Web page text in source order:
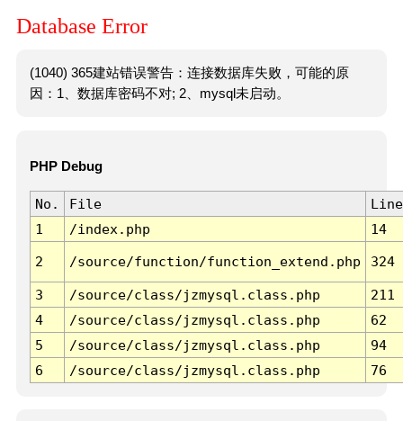
Database Error
(1040) 365建站错误警告：连接数据库失败，可能的原
因：1、数据库密码不对; 2、mysql未启动。
PHP Debug
No. File
Line
1
/index.php 14
2 /source/function/function_extend.php 324
3 /source/class/jzmysql.class.php
211
4
/source/class/jzmysql.class.php
62
5
/source/class/jzmysql.class.php
94
6
/source/class/jzmysql.class.php 76